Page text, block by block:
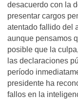
desacuerdo con la
presentar cargos
atentado fallido del
aunque pensamos
posible que la
las declaraciones
período
presidente ha
fallos en la